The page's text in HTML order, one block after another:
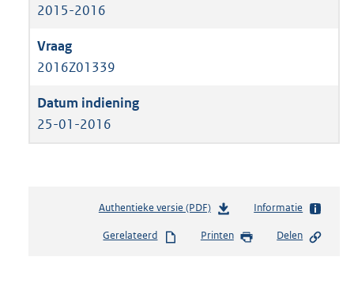
2015-2016
2016Z01339
25-01-2016
Authentieke versie (PDF)b
s
Informatie
Gerelateerd Printen Delen